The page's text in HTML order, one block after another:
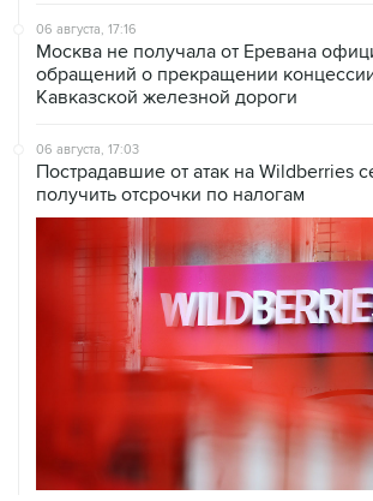
06 августа, 17:16
Москва не получала от Еревана
обращений о прекращении
Кавказской железной дороги
06 августа, 17:03
Пострадавшие от атак на Wildberries
получить отсрочки по налогам